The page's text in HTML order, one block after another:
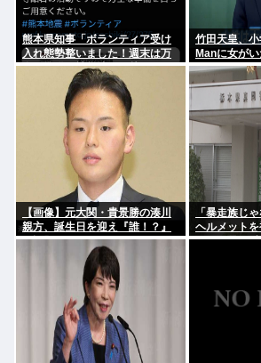
熊本県知事「ボランティア受け
入れ態勢整いました！週末は万
全な準備で被災地へお越しくだ
さい！」ケンモ、行くぞ
竹田天皇、
Manに女が
ゃない」で
【画像】元大関・貴景勝の湊川
親方、誕生日を迎え『誰！？』
と話題に
「暴走族じ
ヘルメット
つけて暴行